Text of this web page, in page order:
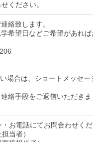
ください。
絡致します。
希望日などご希望があれば
場合は、ショートメッセー
絡手段をご返信いただき
・お電話にてお問合わせくだ
当者）